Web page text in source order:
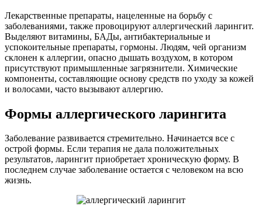
Лекарственные препараты, нацеленные на борьбу с
заболеваниями, также провоцируют аллергический ларингит.
Выделяют витамины, БАДы, антибактериальные и
успокоительные препараты, гормоны. Людям, чей организм
склонен к аллергии, опасно дышать воздухом, в котором
присутствуют примышленные загрязнители. Химические
компоненты, составляющие основу средств по уходу за кожей
и волосами, часто вызывают аллергию.
Формы аллергического ларингита
Заболевание развивается стремительно. Начинается все с
острой формы. Если терапия не дала положительных
результатов, ларингит приобретает хроническую форму. В
последнем случае заболевание остается с человеком на всю
жизнь.